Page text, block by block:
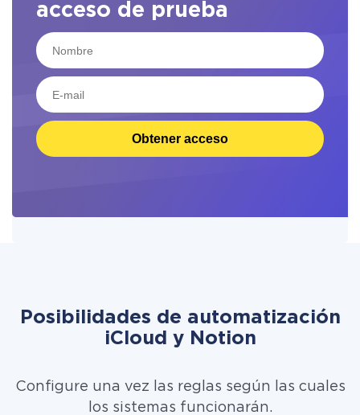
acceso de prueba
Obtener acceso
Posibilidades de automatización
iCloud y Notion
Configure una vez las reglas según las cuales
los sistemas funcionarán.